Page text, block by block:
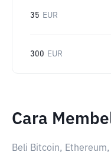
35 EUR
300 EUR
Cara
Beli Bitcoin,